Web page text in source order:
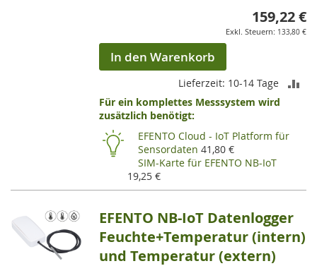
159,22 €
133,80 €
In den Warenkorb
Lieferzeit: 10-14 Tage
Für ein komplettes Messsystem wird
zusätzlich benötigt:
EFENTO Cloud - IoT Platform für
Sensordaten 41,80 €
SIM-Karte für EFENTO NB-IoT
19,25 €
EFENTO NB-IoT Datenlogger
Feuchte+Temperatur (intern)
und Temperatur (extern)